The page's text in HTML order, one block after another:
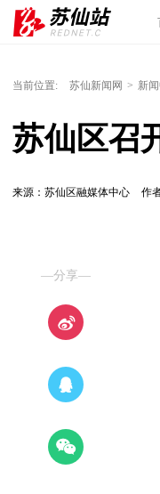
当前位置: 苏仙新闻网 > 新
苏仙区召
来源：苏仙区融媒体中心 作
—分享—